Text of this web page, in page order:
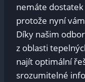
nemáte
protože nyní
Díky našim
z oblasti
najít optimální
srozumitelné